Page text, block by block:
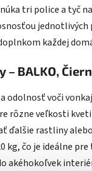
tri police a tyč
jednotlivých
každej
BALKO,
odolnosť voči
rôzne veľkosti
ďalšie rastliny
kg, čo je ideálne
akéhokoľvek